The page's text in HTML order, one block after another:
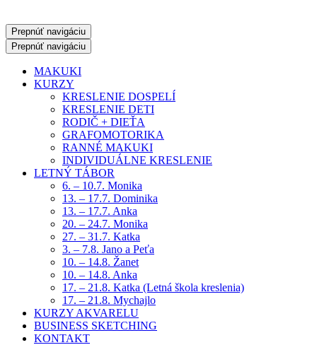
Prepnúť navigáciu
Prepnúť navigáciu
MAKUKI
KURZY
KRESLENIE DOSPELÍ
KRESLENIE DETI
RODIČ + DIEŤA
GRAFOMOTORIKA
RANNÉ MAKUKI
INDIVIDUÁLNE KRESLENIE
LETNÝ TÁBOR
6. – 10.7. Monika
13. – 17.7. Dominika
13. – 17.7. Anka
20. – 24.7. Monika
27. – 31.7. Katka
3. – 7.8. Jano a Peťa
10. – 14.8. Žanet
10. – 14.8. Anka
17. – 21.8. Katka (Letná škola kreslenia)
17. – 21.8. Mychajlo
KURZY AKVARELU
BUSINESS SKETCHING
KONTAKT